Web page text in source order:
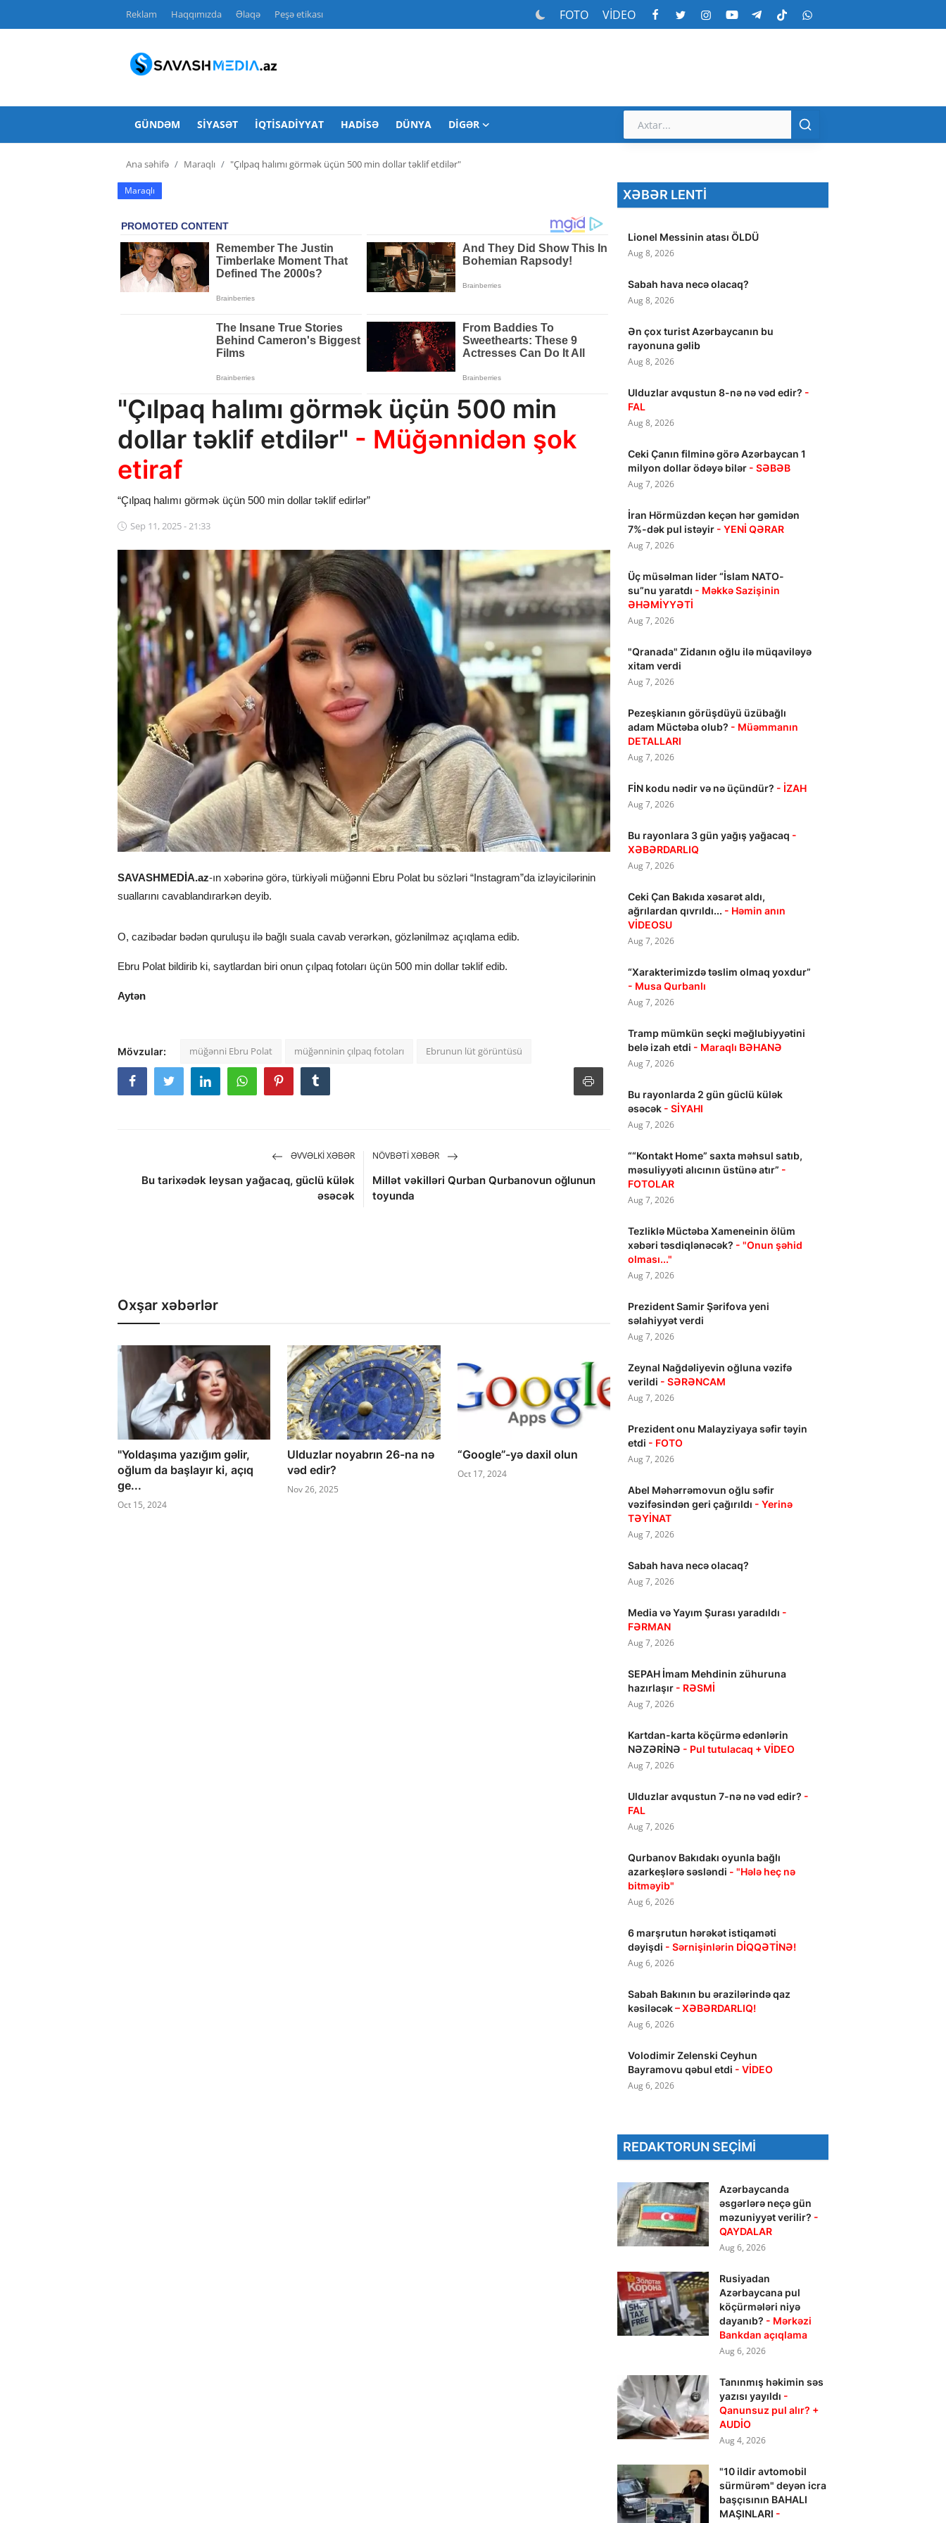
Reklam Haqqımızda Əlaqə Peşə etikası FOTO VİDEO
GÜNDƏM SIYASƏT İQTISADIYYAT HADISƏ DÜNYA DIGƏR
Ana səhifə Maraqlı "Çılpaq halımı görmək üçün 500 min dollar təklif etdilər"
Maraqlı
"Çılpaq halımı görmək üçün 500 min
dollar təklif etdilər" - Müğənnidən şok
etiraf
“Çılpaq halımı görmək üçün 500 min dollar təklif edirlər”
Sep 11, 2025 - 21:33
SAVASHMEDİA.az-ın xəbərinə görə, türkiyəli müğənni Ebru Polat bu sözləri “Instagram”da izləyicilərinin
suallarını cavablandırarkən deyib.
O, cazibədar bədən quruluşu ilə bağlı suala cavab verərkən, gözlənilməz açıqlama edib.
Ebru Polat bildirib ki, saytlardan biri onun çılpaq fotoları üçün 500 min dollar təklif edib.
Aytən
Mövzular: müğənni Ebru Polat müğənninin çılpaq fotoları Ebrunun lüt görüntüsü
ƏVVƏLKI XƏBƏR
Bu tarixədək leysan yağacaq, güclü külək
əsəcək
NÖVBƏTI XƏBƏR
Millət vəkilləri Qurban Qurbanovun oğlunun
toyunda
Oxşar xəbərlər
"Yoldaşıma yazığım gəlir,
oğlum da başlayır ki, açıq
ge...
Oct 15, 2024
Ulduzlar noyabrın 26-na nə
vəd edir?
Nov 26, 2025
“Google”-yə daxil olun
Oct 17, 2024
XƏBƏR LENTI
Lionel Messinin atası ÖLDÜ
Aug 8, 2026
Sabah hava necə olacaq?
Aug 8, 2026
Ən çox turist Azərbaycanın bu
rayonuna gəlib
Aug 8, 2026
Ulduzlar avqustun 8-nə nə vəd edir? -
FAL
Aug 8, 2026
Ceki Çanın filminə görə Azərbaycan 1
milyon dollar ödəyə bilər - SƏBƏB
Aug 7, 2026
İran Hörmüzdən keçən hər gəmidən
7%-dək pul istəyir - YENİ QƏRAR
Aug 7, 2026
Üç müsəlman lider “İslam NATO-
su”nu yaratdı - Məkkə Sazişinin
ƏHƏMİYYƏTİ
Aug 7, 2026
"Qranada" Zidanın oğlu ilə müqaviləyə
xitam verdi
Aug 7, 2026
Pezeşkianın görüşdüyü üzübağlı
adam Müctəba olub? - Müəmmanın
DETALLARI
Aug 7, 2026
FİN kodu nədir və nə üçündür? - İZAH
Aug 7, 2026
Bu rayonlara 3 gün yağış yağacaq -
XƏBƏRDARLIQ
Aug 7, 2026
Ceki Çan Bakıda xəsarət aldı,
ağrılardan qıvrıldı... - Həmin anın
VİDEOSU
Aug 7, 2026
“Xarakterimizdə təslim olmaq yoxdur”
- Musa Qurbanlı
Aug 7, 2026
Tramp mümkün seçki məğlubiyyətini
belə izah etdi - Maraqlı BƏHANƏ
Aug 7, 2026
Bu rayonlarda 2 gün güclü külək
əsəcək - SİYAHI
Aug 7, 2026
““Kontakt Home” saxta məhsul satıb,
məsuliyyəti alıcının üstünə atır” -
FOTOLAR
Aug 7, 2026
Tezliklə Müctəba Xameneinin ölüm
xəbəri təsdiqlənəcək? - "Onun şəhid
olması..."
Aug 7, 2026
Prezident Samir Şərifova yeni
səlahiyyət verdi
Aug 7, 2026
Zeynal Nağdəliyevin oğluna vəzifə
verildi - SƏRƏNCAM
Aug 7, 2026
Prezident onu Malayziyaya səfir təyin
etdi - FOTO
Aug 7, 2026
Abel Məhərrəmovun oğlu səfir
vəzifəsindən geri çağırıldı - Yerinə
TƏYİNAT
Aug 7, 2026
Sabah hava necə olacaq?
Aug 7, 2026
Media və Yayım Şurası yaradıldı -
FƏRMAN
Aug 7, 2026
SEPAH İmam Mehdinin zühuruna
hazırlaşır - RƏSMİ
Aug 7, 2026
Kartdan-karta köçürmə edənlərin
NƏZƏRİNƏ - Pul tutulacaq + VİDEO
Aug 7, 2026
Ulduzlar avqustun 7-nə nə vəd edir? -
FAL
Aug 7, 2026
Qurbanov Bakıdakı oyunla bağlı
azarkeşlərə səsləndi - "Hələ heç nə
bitməyib"
Aug 6, 2026
6 marşrutun hərəkət istiqaməti
dəyişdi - Sərnişinlərin DİQQƏTİNƏ!
Aug 6, 2026
Sabah Bakının bu ərazilərində qaz
kəsiləcək– XƏBƏRDARLIQ!
Aug 6, 2026
Volodimir Zelenski Ceyhun
Bayramovu qəbul etdi - VİDEO
Aug 6, 2026
REDAKTORUN SEÇIMI
Azərbaycanda
əsgərlərə neçə gün
məzuniyyət verilir? -
QAYDALAR
Aug 6, 2026
Rusiyadan
Azərbaycana pul
köçürmələri niyə
dayanıb? - Mərkəzi
Bankdan açıqlama
Aug 6, 2026
Tanınmış həkimin səs
yazısı yayıldı -
Qanunsuz pul alır? +
AUDİO
Aug 4, 2026
"10 ildir avtomobil
sürmürəm" deyən icra
başçısının BAHALI
MAŞINLARI -